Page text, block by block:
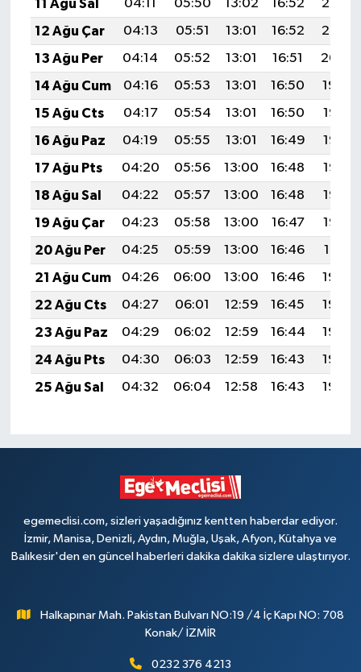
11 Ağu Sal
04:11 05:50 13:02 16:52
20:03
12 Ağu Çar
04:13 05:51 13:01 16:52
20:02
13 Ağu Per
04:14 05:52 13:01 16:51
20:00
14 Ağu Cum
04:16 05:53 13:01 16:50
19:59
15 Ağu Cts
04:17 05:54 13:01 16:50
19:58
16 Ağu Paz
04:19 05:55 13:01 16:49
19:56
17 Ağu Pts
04:20 05:56 13:00 16:48
19:55
18 Ağu Sal
04:22 05:57 13:00 16:48
19:53
19 Ağu Çar
04:23 05:58 13:00 16:47
19:52
20 Ağu Per
04:25 05:59 13:00 16:46
19:51
21 Ağu Cum
04:26 06:00 13:00 16:46
19:49
22 Ağu Cts
04:27 06:01 12:59 16:45
19:48
23 Ağu Paz
04:29 06:02 12:59 16:44
19:46
24 Ağu Pts
04:30 06:03 12:59 16:43
19:45
25 Ağu Sal
04:32 06:04 12:58 16:43 19:43
egemeclisi.com, sizleri yaşadığınız kentten haberdar ediyor.
İzmir, Manisa, Denizli, Aydın, Muğla, Uşak, Afyon, Kütahya ve
Balıkesir'den en güncel haberleri dakika dakika sizlere ulaştırıyor.
Halkapınar Mah. Pakistan Bulvarı NO:19 /4 İç Kapı NO: 708
Konak/ İZMİR
0232 376 4213